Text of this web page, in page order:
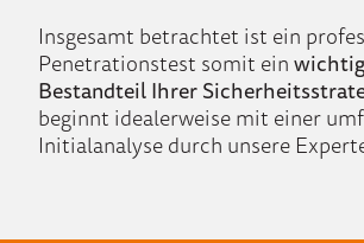
Insgesamt betrachtet ist ein
Penetrationstest somit ein
Bestandteil Ihrer
beginnt idealerweise mit einer
Initialanalyse durch unsere